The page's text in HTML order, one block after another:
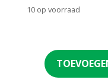
10 op voorraad